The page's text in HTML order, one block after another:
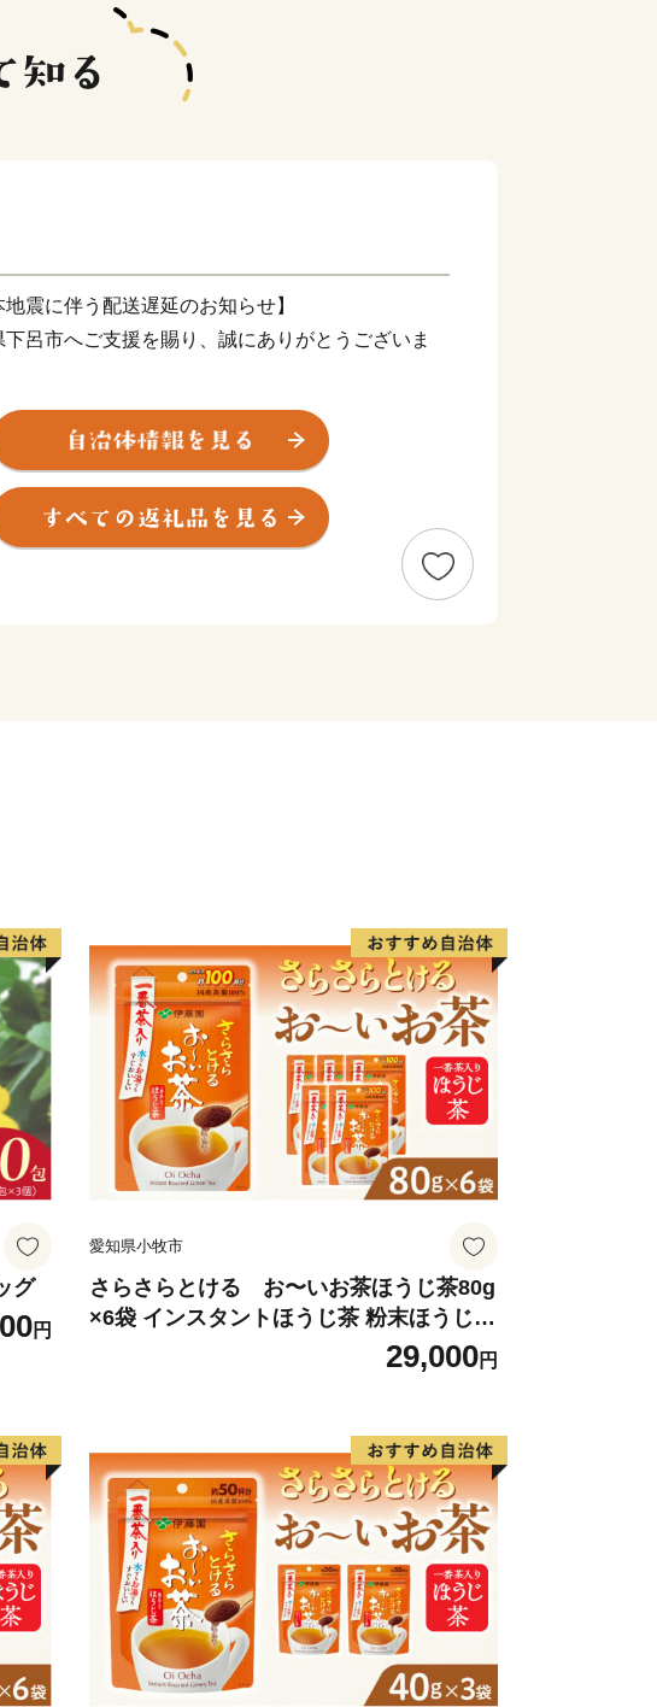
地震に伴う配送遅延のお知らせ】
下呂市へご支援を賜り、誠にありがとうございま
8年熊本地震により被災された皆様に、心よりお見
す。被災地の一日も早い復旧と、皆様の安全・安心
すことを心よりお祈り申し上げます。
響により、一部地域において配送会社の営業停止や
の中東部に位置し、北は高山市、南は加茂郡、西
、東は中津川市と長野県に接しています。
が南へ流れ、西には馬瀬川があり、周囲には霊峰
千メートルを越える急峻な山々がそびえ、飛騨木
立自然公園なども位置する自然豊かな地域です。
って国道41号やJR高山本線が通り、横断する形
号が通じています。
方キロメートル
業地、商業地、住宅地などが混在しています。
91.05%）、農用地（1..50%）、宅地
路他（6.55%）となっています。
グ
円
愛知県小牧市
さらさらとける お〜いお茶ほうじ茶80g
×6袋 インスタントほうじ茶 粉末ほうじ茶
29,000円